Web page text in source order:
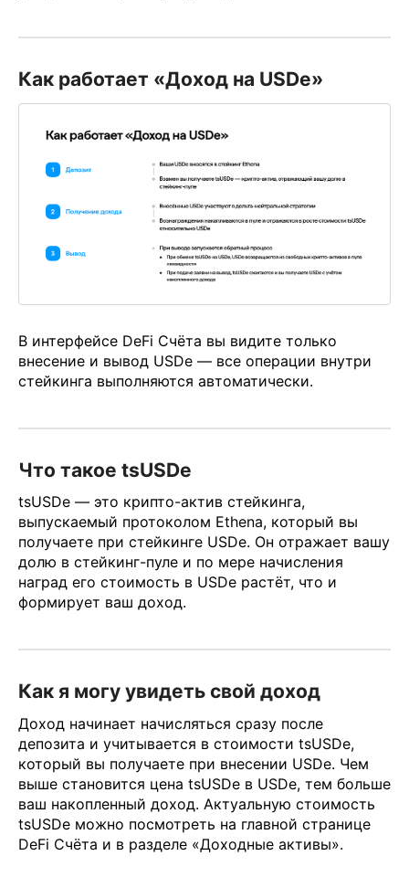
Как работает «Доход на USDe»
В интерфейсе DeFi Счёта вы видите только
внесение и вывод USDe — все операции внутри
стейкинга выполняются автоматически.
Что такое tsUSDe
tsUSDe — это крипто-актив стейкинга,
выпускаемый протоколом Ethena, который вы
получаете при стейкинге USDe. Он отражает вашу
долю в стейкинг-пуле и по мере начисления
наград его стоимость в USDe растёт, что и
формирует ваш доход.
Как я могу увидеть свой доход
Доход начинает начисляться сразу после
депозита и учитывается в стоимости tsUSDe,
который вы получаете при внесении USDe. Чем
выше становится цена tsUSDe в USDe, тем больше
ваш накопленный доход. Актуальную стоимость
tsUSDe можно посмотреть на главной странице
DeFi Счёта и в разделе «Доходные активы».